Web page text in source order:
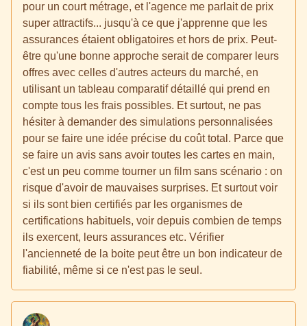
pour un court métrage, et l'agence me parlait de prix
super attractifs... jusqu'à ce que j'apprenne que les
assurances étaient obligatoires et hors de prix. Peut-
être qu'une bonne approche serait de comparer leurs
offres avec celles d'autres acteurs du marché, en
utilisant un tableau comparatif détaillé qui prend en
compte tous les frais possibles. Et surtout, ne pas
hésiter à demander des simulations personnalisées
pour se faire une idée précise du coût total. Parce que
se faire un avis sans avoir toutes les cartes en main,
c'est un peu comme tourner un film sans scénario : on
risque d'avoir de mauvaises surprises. Et surtout voir
si ils sont bien certifiés par les organismes de
certifications habituels, voir depuis combien de temps
ils exercent, leurs assurances etc. Vérifier
l'ancienneté de la boite peut être un bon indicateur de
fiabilité, même si ce n'est pas le seul.